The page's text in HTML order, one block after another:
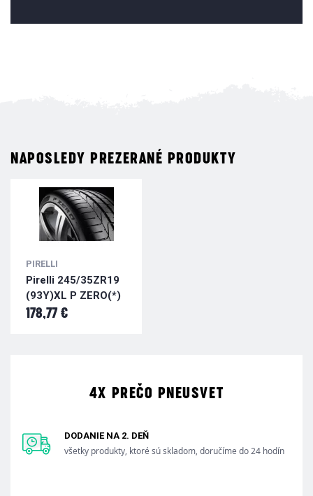
NAPOSLEDY PREZERANÉ PRODUKTY
PIRELLI
Pirelli 245/35ZR19
(93Y)XL P ZERO(*)
178,77 €
4X PREČO PNEUSVET
DODANIE NA 2. DEŇ
všetky produkty, ktoré sú skladom, doručíme do 24 hodín